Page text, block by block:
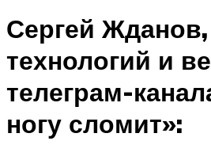
Сергей Жданов,
технологий и
телеграм-
ногу сломит»: